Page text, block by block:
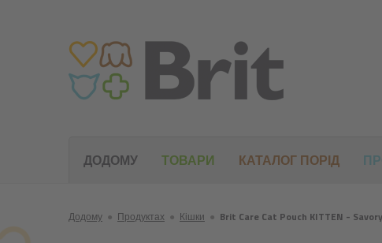
Додому ● Продуктах ● Кішки ● Brit Care Cat Pouch KITTEN -
ДОДОМУ ТОВАРИ КАТАЛОГ ПОРІД